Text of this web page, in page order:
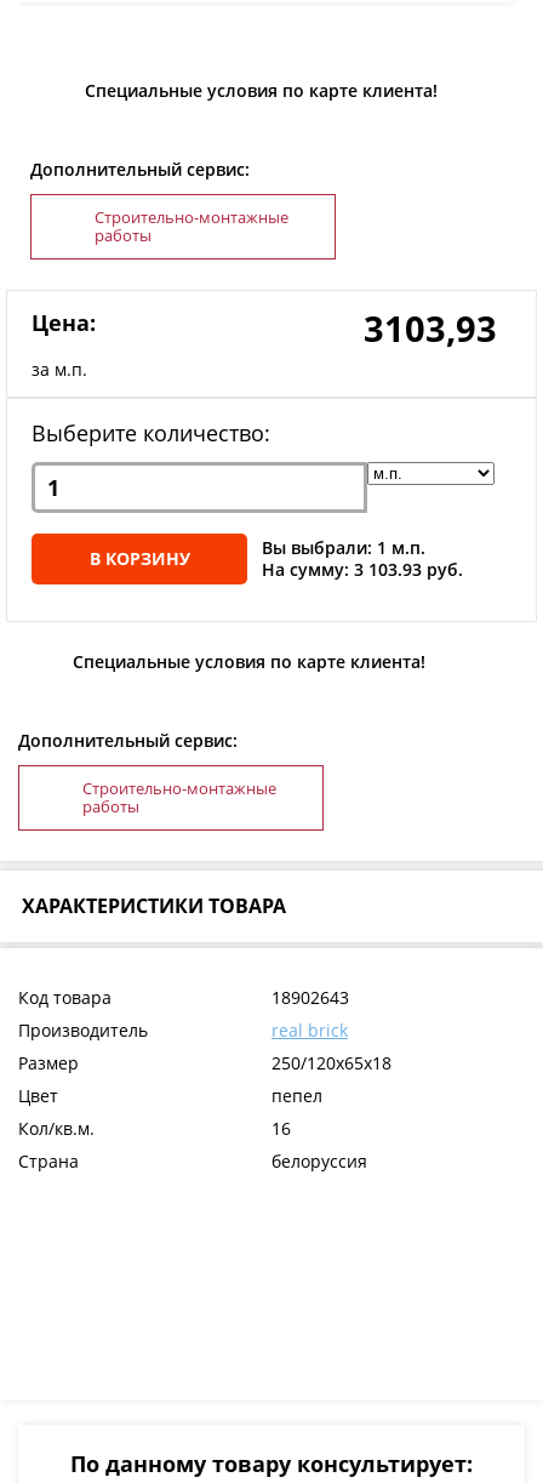
Специальные условия по карте клиента!
Дополнительный сервис:
Строительно-монтажные
работы
Цена:
за м.п.
3103,93
Выберите количество:
В КОРЗИНУ
Вы выбрали: 1 м.п.
На сумму: 3 103.93 руб.
Специальные условия по карте клиента!
Дополнительный сервис:
Строительно-монтажные
работы
ХАРАКТЕРИСТИКИ ТОВАРА
Код товара
18902643
Производитель
real brick
Размер
250/120х65х18
Цвет
пепел
Кол/кв.м.
16
Страна
белоруссия
По данному товару консультирует: